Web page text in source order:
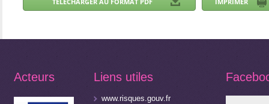
Acteurs Liens utiles
www.risques.gouv.fr